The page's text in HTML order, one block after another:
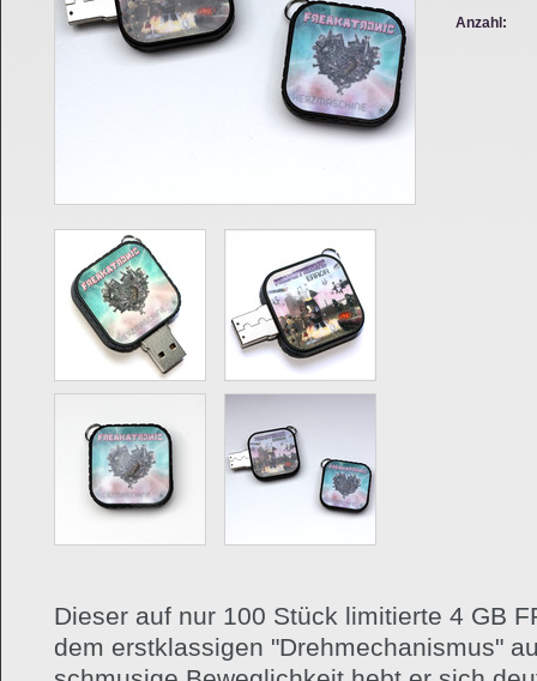
Anzahl:
Dieser auf nur 100 Stück limitierte 4 GB
dem erstklassigen "Drehmechanismus"